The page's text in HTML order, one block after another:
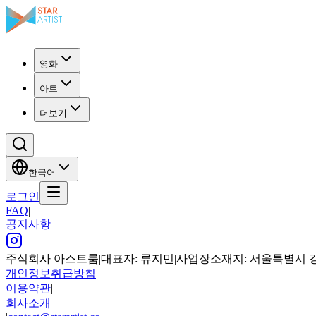
영화
아트
더보기
한국어
로그인
FAQ|
공지사항
주식회사 아스트룸|대표자: 류지민|사업장소재지: 서울특별시
개인정보취급방침|
이용약관|
회사소개